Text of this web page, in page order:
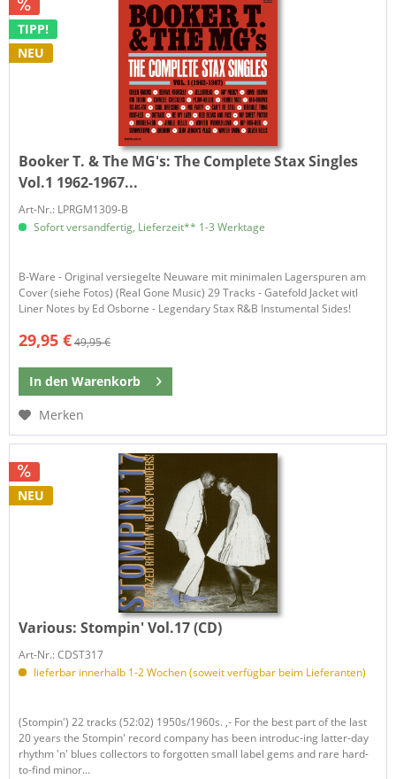
TIPP!
NEU
Booker T. & The MG's: The Complete Stax Singles
Vol.1 1962-1967...
Art-Nr.: LPRGM1309-B
Sofort versandfertig, Lieferzeit** 1-3 Werktage
B-Ware - Original versiegelte Neuware mit minimalen Lagerspuren am
Cover (siehe Fotos) (Real Gone Music) 29 Tracks - Gatefold Jacket witl
Liner Notes by Ed Osborne - Legendary Stax R&B Instumental Sides!
29,95 €49,95 €
In den Warenkorb
Merken
NEU
Various: Stompin' Vol.17 (CD)
Art-Nr.: CDST317
lieferbar innerhalb 1-2 Wochen (soweit verfügbar beim Lieferanten)
(Stompin') 22 tracks (52:02) 1950s/1960s. ,- For the best part of the last
20 years the Stompin' record company has been introduc-ing latter-day
rhythm 'n' blues collectors to forgotten small label gems and rare hard-
to-find minor...